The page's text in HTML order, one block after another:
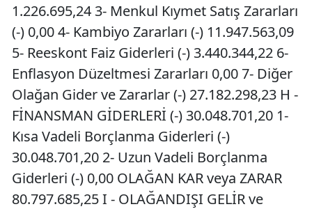
1.226.695,24 3- Menkul Kıymet Satış Zararları
(-) 0,00 4- Kambiyo Zararları (-) 11.947.563,09
5- Reeskont Faiz Giderleri (-) 3.440.344,22 6-
Enflasyon Düzeltmesi Zararları 0,00 7- Diğer
Olağan Gider ve Zararlar (-) 27.182.298,23 H -
FİNANSMAN GİDERLERİ (-) 30.048.701,20 1-
Kısa Vadeli Borçlanma Giderleri (-)
30.048.701,20 2- Uzun Vadeli Borçlanma
Giderleri (-) 0,00 OLAĞAN KAR veya ZARAR
80.797.685,25 I - OLAĞANDIŞI GELİR ve